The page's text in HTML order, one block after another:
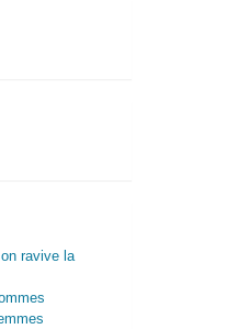
ravive la